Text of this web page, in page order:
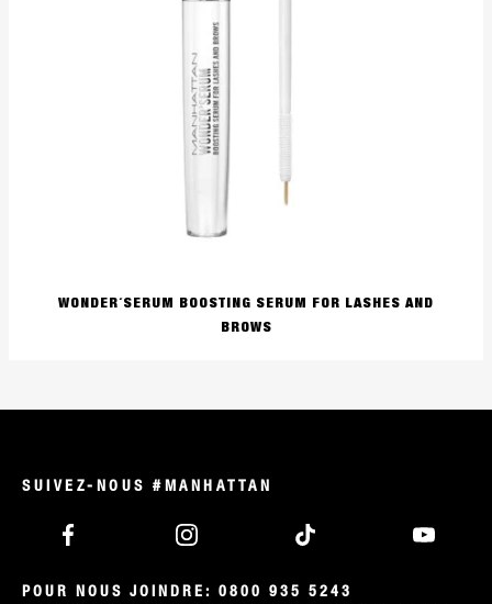
WONDER´SERUM BOOSTING SERUM FOR LASHES AND
BROWS
SUIVEZ-NOUS #MANHATTAN
POUR NOUS JOINDRE: 0800 935 5243